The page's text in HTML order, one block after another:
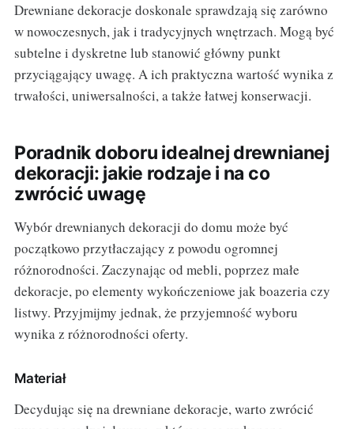
Drewniane dekoracje doskonale sprawdzają się zarówno
w nowoczesnych, jak i tradycyjnych wnętrzach. Mogą być
subtelne i dyskretne lub stanowić główny punkt
przyciągający uwagę. A ich praktyczna wartość wynika z
trwałości, uniwersalności, a także łatwej konserwacji.
Poradnik doboru idealnej drewnianej
dekoracji: jakie rodzaje i na co
zwrócić uwagę
Wybór drewnianych dekoracji do domu może być
początkowo przytłaczający z powodu ogromnej
różnorodności. Zaczynając od mebli, poprzez małe
dekoracje, po elementy wykończeniowe jak boazeria czy
listwy. Przyjmijmy jednak, że przyjemność wyboru
wynika z różnorodności oferty.
Materiał
Decydując się na drewniane dekoracje, warto zwrócić